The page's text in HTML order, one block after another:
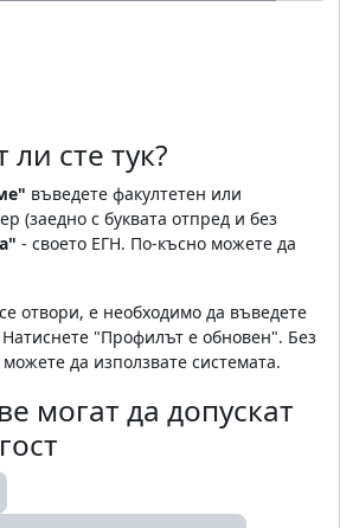
сте тук?
въведете факултетен или
(заедно с буквата отпред и без
- своето ЕГН. По-късно можете да
отвори, е необходимо да въведете
"Профилът е обновен". Без
да използвате системата.
могат да допускат